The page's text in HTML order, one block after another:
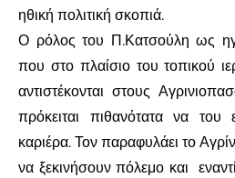
ηθική πολιτική σκοπιά.
Ο ρόλος του Π.Κατσούλη ως
που στο πλαίσιο του τοπικού
αντιστέκονται στους
πρόκειται πιθανότατα να του
καριέρα. Τον παραφυλάει το
να ξεκινήσουν πόλεμο και